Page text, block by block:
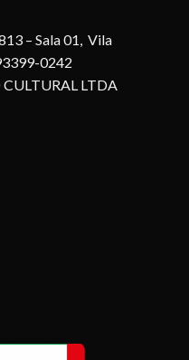
– Sala 01, Vila
0242
CULTURAL LTDA